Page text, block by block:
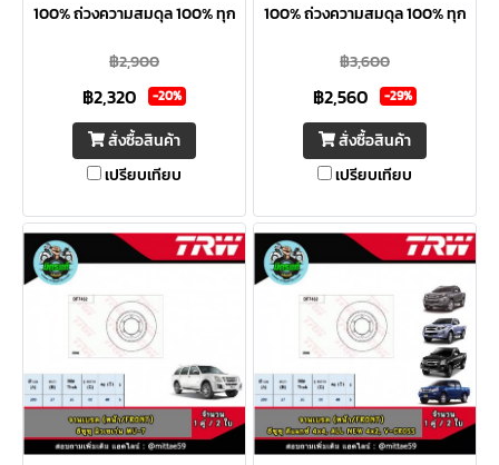
100% ถ่วงความสมดุล 100% ทุก
ผลิตจากวัสดุคุณภาพสูง บรรจุ
อย่างพิถีพิถันปลอดสนิมและวัสดุ
ตกค้าง
฿2,900
฿2,320 -20%
สั่งซื้อสินค้า
เปรียบเทียบ
100% ถ่วงความสมดุล 100% ทุก
ผลิตจากวัสดุคุณภาพสูง บรรจุ
อย่างพิถีพิถันปลอดสนิมและวัสดุ
ตกค้าง
฿3,600
฿2,560 -29%
สั่งซื้อสินค้า
เปรียบเทียบ